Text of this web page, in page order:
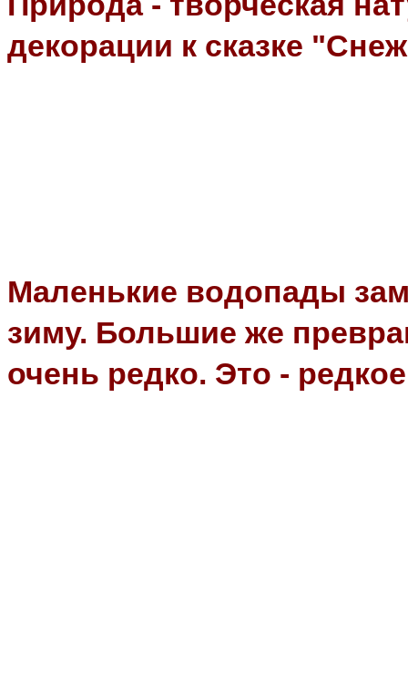
декорации к сказке
Маленькие водопады
зиму. Большие же
очень редко. Это -